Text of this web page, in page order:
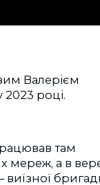
Валерієм
2023 році.
там
мереж, а в